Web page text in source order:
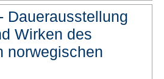
Dauerausstellung
Wirken des
norwegischen